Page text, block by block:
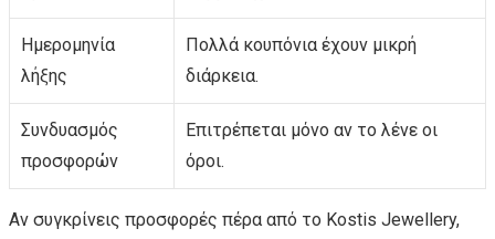
Ημερομηνία
λήξης
Πολλά κουπόνια έχουν μικρή
διάρκεια.
Συνδυασμός
προσφορών
Επιτρέπεται μόνο αν το λένε οι
όροι.
Αν συγκρίνεις προσφορές πέρα από το Kostis Jewellery,